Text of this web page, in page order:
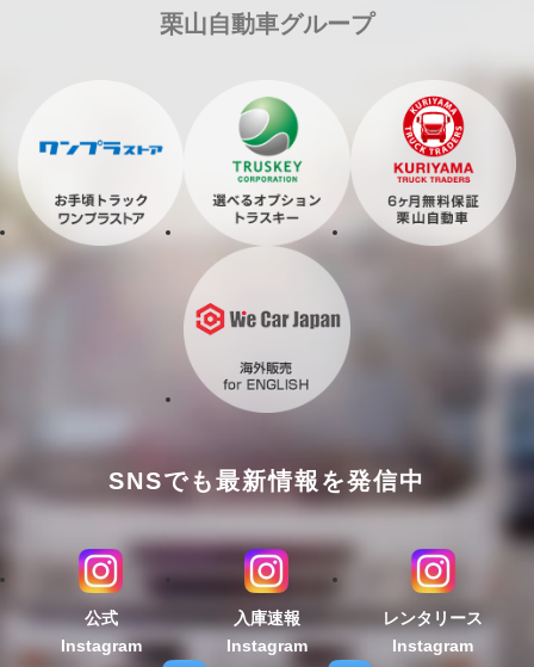
栗山自動車グループ
SNSでも最新情報を発信中
公式
Instagram
入庫速報
Instagram
レンタリース
Instagram